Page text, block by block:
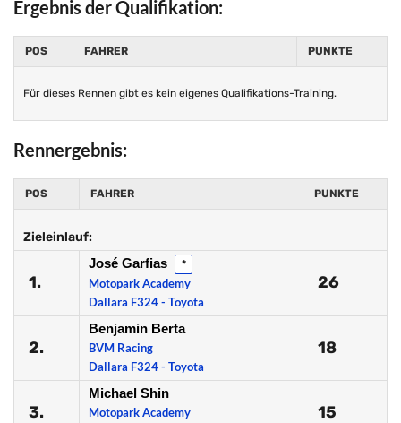
Ergebnis der Qualifikation:
POS FAHRER PUNKTE
Für dieses Rennen gibt es kein eigenes Qualifikations-Training.
Rennergebnis:
POS FAHRER PUNKTE
Zieleinlauf:
1.
José Garfias *
Motopark Academy
Dallara F324 - Toyota
26
2.
Benjamin Berta
BVM Racing
Dallara F324 - Toyota
18
3.
Michael Shin
Motopark Academy
15